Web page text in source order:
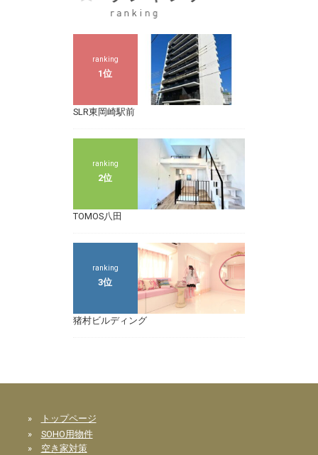
ranking
1位
SLR東岡崎駅前
ranking
2位
TOMOS八田
ranking
3位
猪村ビルディング
»
トップページ
» SOHO用物件
» 空き家対策